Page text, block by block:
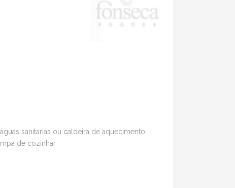
sanitárias ou caldeira de aquecimento
de cozinhar